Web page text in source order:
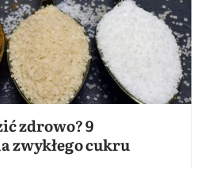
zdrowo? 9
zwykłego cukru